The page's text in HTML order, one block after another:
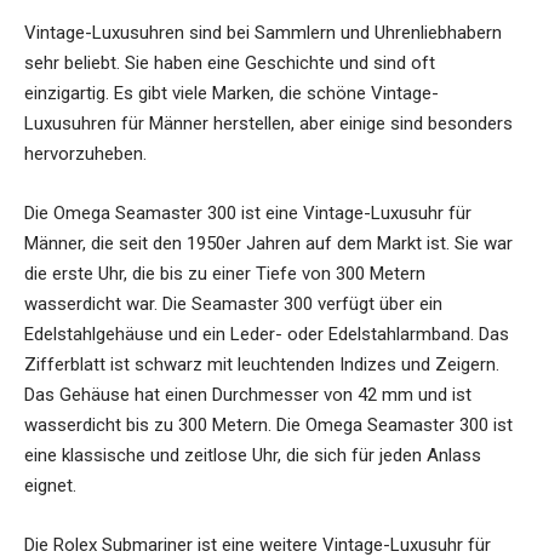
Vintage-Luxusuhren sind bei Sammlern und Uhrenliebhabern
sehr beliebt. Sie haben eine Geschichte und sind oft
einzigartig. Es gibt viele Marken, die schöne Vintage-
Luxusuhren für Männer herstellen, aber einige sind besonders
hervorzuheben.
Die Omega Seamaster 300 ist eine Vintage-Luxusuhr für
Männer, die seit den 1950er Jahren auf dem Markt ist. Sie war
die erste Uhr, die bis zu einer Tiefe von 300 Metern
wasserdicht war. Die Seamaster 300 verfügt über ein
Edelstahlgehäuse und ein Leder- oder Edelstahlarmband. Das
Zifferblatt ist schwarz mit leuchtenden Indizes und Zeigern.
Das Gehäuse hat einen Durchmesser von 42 mm und ist
wasserdicht bis zu 300 Metern. Die Omega Seamaster 300 ist
eine klassische und zeitlose Uhr, die sich für jeden Anlass
eignet.
Die Rolex Submariner ist eine weitere Vintage-Luxusuhr für